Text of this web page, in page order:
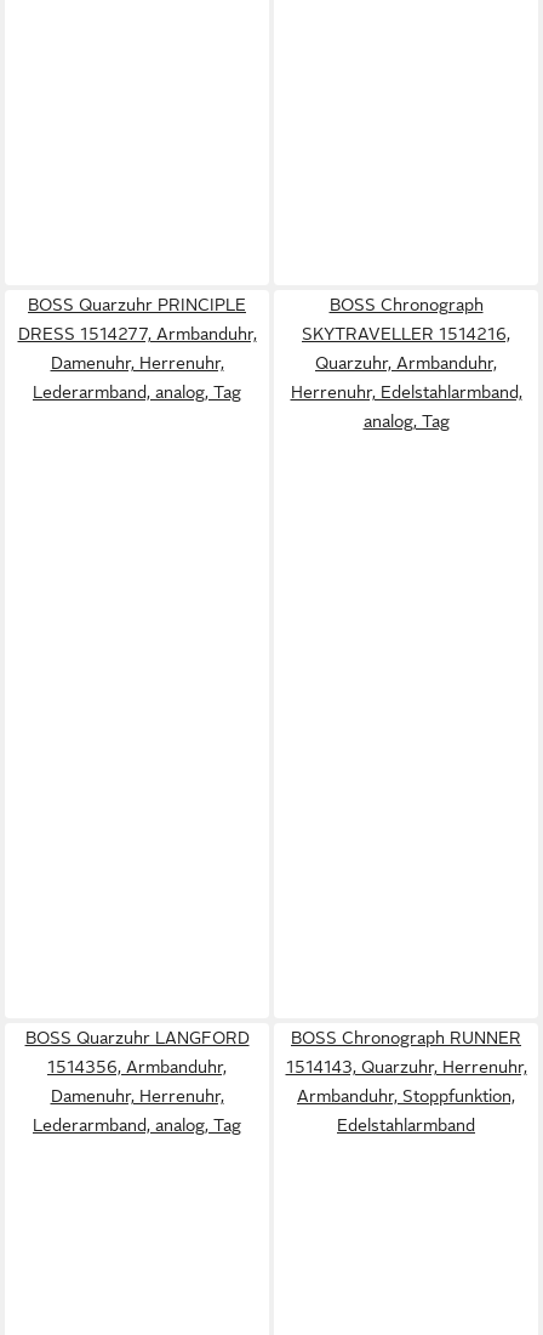
BOSS Quarzuhr PRINCIPLE
DRESS 1514277, Armbanduhr,
Damenuhr, Herrenuhr,
Lederarmband, analog, Tag
BOSS Chronograph
SKYTRAVELLER 1514216,
Quarzuhr, Armbanduhr,
Herrenuhr, Edelstahlarmband,
analog, Tag
BOSS Quarzuhr LANGFORD
1514356, Armbanduhr,
Damenuhr, Herrenuhr,
Lederarmband, analog, Tag
BOSS Chronograph RUNNER
1514143, Quarzuhr, Herrenuhr,
Armbanduhr, Stoppfunktion,
Edelstahlarmband